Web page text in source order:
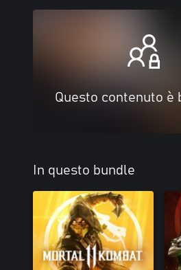
Questo contenuto è
In questo bundle